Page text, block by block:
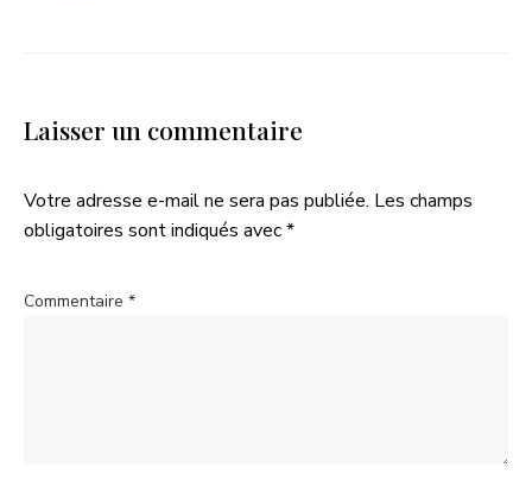
Laisser un commentaire
Votre adresse e-mail ne sera pas publiée. Les champs
obligatoires sont indiqués avec*
Commentaire *